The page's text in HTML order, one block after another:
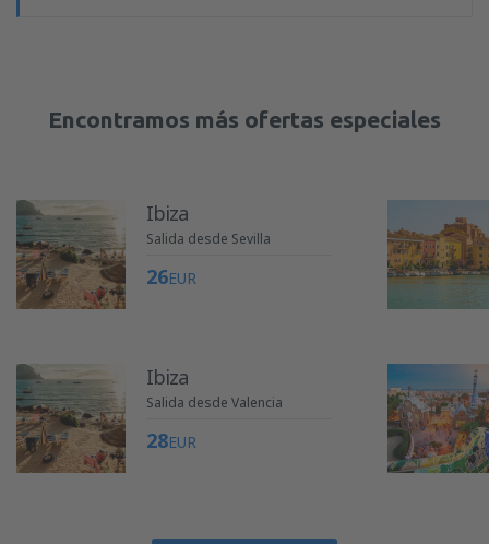
Encontramos más ofertas especiales
Ibiza
Salida desde Sevilla
26EUR
Ibiza
Salida desde Valencia
28EUR